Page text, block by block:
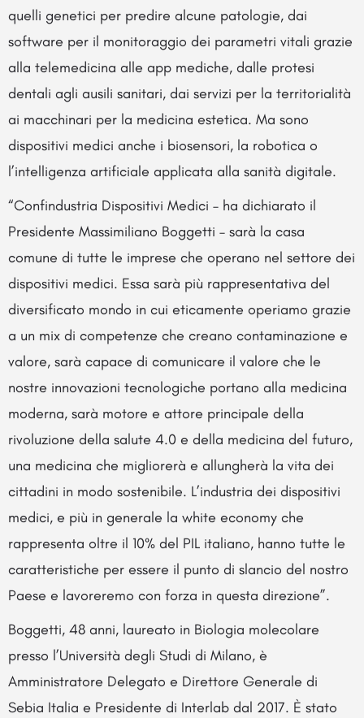
quelli genetici per predire alcune patologie, dai
software per il monitoraggio dei parametri vitali grazie
alla telemedicina alle app mediche, dalle protesi
dentali agli ausili sanitari, dai servizi per la territorialità
ai macchinari per la medicina estetica. Ma sono
dispositivi medici anche i biosensori, la robotica o
l’intelligenza artificiale applicata alla sanità digitale.
“Confindustria Dispositivi Medici – ha dichiarato il
Presidente Massimiliano Boggetti – sarà la casa
comune di tutte le imprese che operano nel settore dei
dispositivi medici. Essa sarà più rappresentativa del
diversificato mondo in cui eticamente operiamo grazie
a un mix di competenze che creano contaminazione e
valore, sarà capace di comunicare il valore che le
nostre innovazioni tecnologiche portano alla medicina
moderna, sarà motore e attore principale della
rivoluzione della salute 4.0 e della medicina del futuro,
una medicina che migliorerà e allungherà la vita dei
cittadini in modo sostenibile. L’industria dei dispositivi
medici, e più in generale la white economy che
rappresenta oltre il 10% del PIL italiano, hanno tutte le
caratteristiche per essere il punto di slancio del nostro
Paese e lavoreremo con forza in questa direzione”.
Boggetti, 48 anni, laureato in Biologia molecolare
presso l’Università degli Studi di Milano, è
Amministratore Delegato e Direttore Generale di
Sebia Italia e Presidente di Interlab dal 2017. È stato